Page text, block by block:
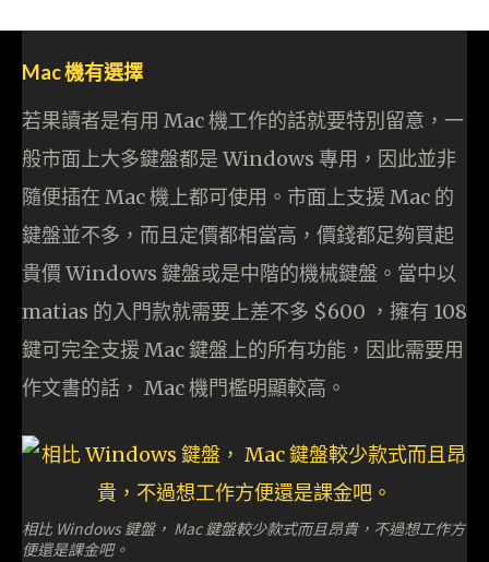
Mac 機有選擇
若果讀者是有用 Mac 機工作的話就要特別留意，一
般市面上大多鍵盤都是 Windows 專用，因此並非
隨便插在 Mac 機上都可使用。市面上支援 Mac 的
鍵盤並不多，而且定價都相當高，價錢都足夠買起
貴價 Windows 鍵盤或是中階的機械鍵盤。當中以
matias 的入門款就需要上差不多 $600 ，擁有 108
鍵可完全支援 Mac 鍵盤上的所有功能，因此需要用
作文書的話， Mac 機門檻明顯較高。
相比 Windows 鍵盤， Mac 鍵盤較少款式而且昂貴，不過想工作方
便還是課金吧。